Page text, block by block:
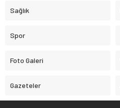
Sağlık
Spor
Foto Galeri
Gazeteler